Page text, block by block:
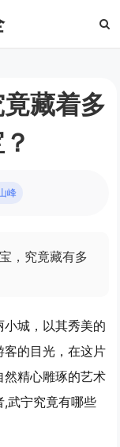
藏着多
峰
，究竟藏有多
城，以其秀美的
客的目光，在这片
精心雕琢的艺术
武宁究竟有哪些